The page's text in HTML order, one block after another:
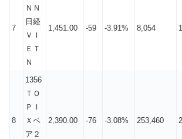
7
ＮＮ
日経
ＶＩ
ＥＴ
Ｎ
1,451.00 -59 -3.91% 8,054
8
1356
ＴＯ
ＰＩ
Ｘベ
ア２
2,390.00 -76 -3.08% 253,460